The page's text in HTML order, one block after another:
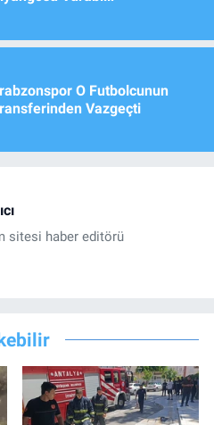
O Futbolcunun
Vazgeçti
sitesi haber editörü